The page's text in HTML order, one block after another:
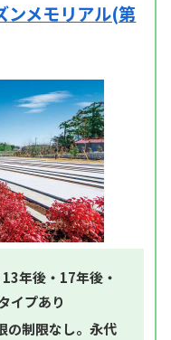
ンメモリアル(第
年後・17年後・
イプあり
の制限なし。永代